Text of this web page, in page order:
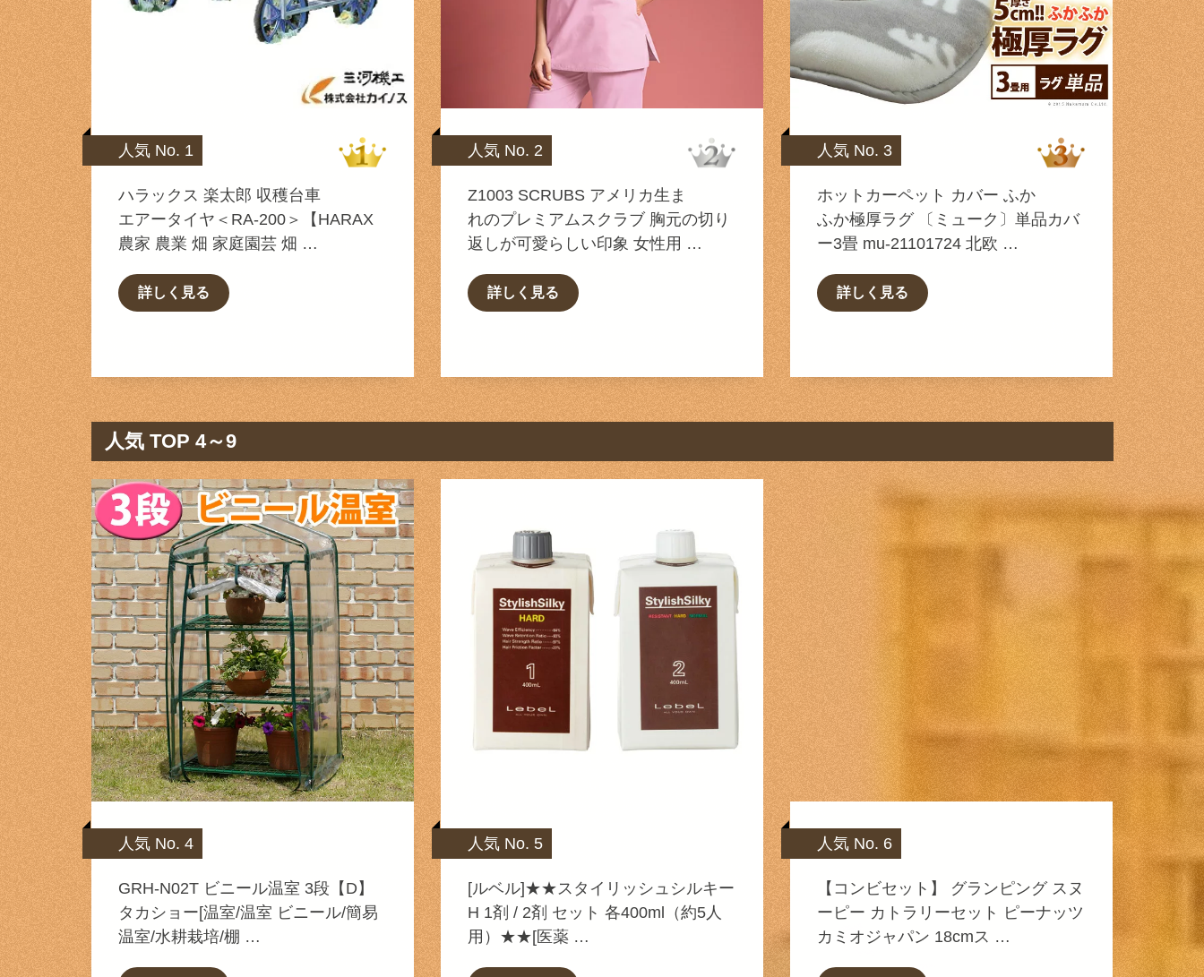
人気 No. 1
ハラックス 楽太郎 収穫台車
エアータイヤ＜RA-200＞【HARAX
農家 農業 畑 家庭園芸 畑 …
詳しく見る
人気 No. 2
Z1003 SCRUBS アメリカ生ま
れのプレミアムスクラブ 胸元の切り
返しが可愛らしい印象 女性用 …
詳しく見る
人気 No. 3
ホットカーペット カバー ふか
ふか極厚ラグ 〔ミューク〕単品カバ
ー3畳 mu-21101724 北欧 …
詳しく見る
人気 TOP 4～9
人気 No. 4
GRH-N02T ビニール温室 3段【D】
タカショー[温室/温室 ビニール/簡易
温室/水耕栽培/棚 …
人気 No. 5
[ルベル]★★スタイリッシュシルキー
H 1剤 / 2剤 セット 各400ml（約5人
用）★★[医薬 …
人気 No. 6
【コンビセット】 グランピング スヌ
ーピー カトラリーセット ピーナッツ
カミオジャパン 18cmス …